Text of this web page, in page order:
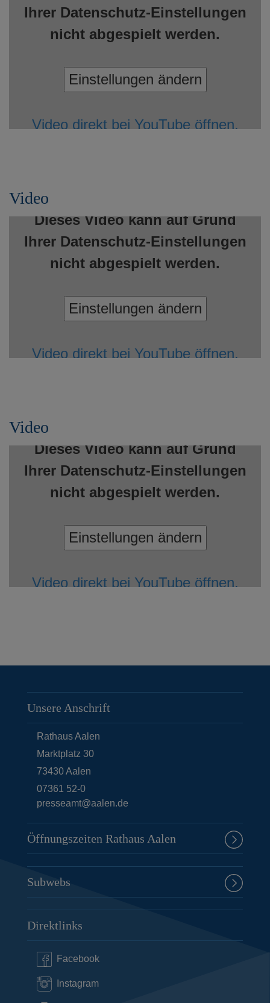
Ihrer Datenschutz-Einstellungen
nicht abgespielt werden.
Einstellungen ändern
Video direkt bei YouTube öffnen.
Video
Dieses Video kann auf Grund
Ihrer Datenschutz-Einstellungen
nicht abgespielt werden.
Einstellungen ändern
Video direkt bei YouTube öffnen.
Video
Dieses Video kann auf Grund
Ihrer Datenschutz-Einstellungen
nicht abgespielt werden.
Einstellungen ändern
Video direkt bei YouTube öffnen.
Unsere Anschrift
Rathaus Aalen
Marktplatz 30
73430Aalen
07361 52-0
presseamt@aalen.de
Öffnungszeiten Rathaus Aalen
Subwebs
Direktlinks
Facebook
Instagram